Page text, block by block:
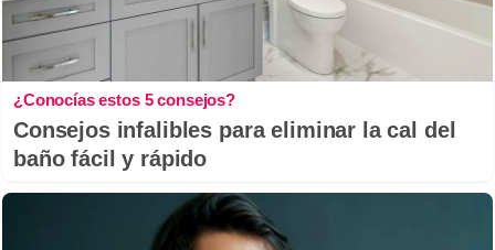
¿Conocías estos 5 consejos?
Consejos infalibles para eliminar la cal del
baño fácil y rápido